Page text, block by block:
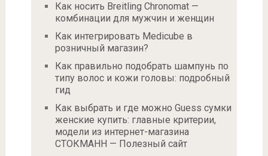
Как носить Breitling Chronomat —
комбинации для мужчин и женщин
Как интегрировать Medicube в
розничный магазин?
Как правильно подобрать шампунь по
типу волос и кожи головы: подробный
гид
Как выбрать и где можно Guess сумки
женские купить: главные критерии,
модели из интернет-магазина
СТОКМАНН — Полезный сайт